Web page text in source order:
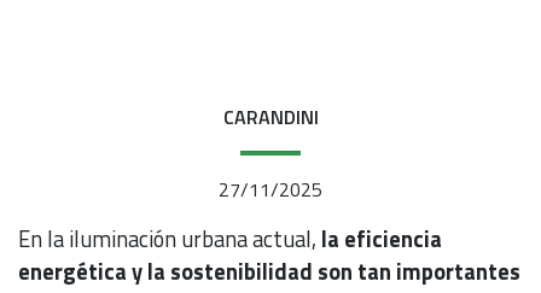
CARANDINI
27/11/2025
En la iluminación urbana actual, la eficiencia
energética y la sostenibilidad son tan importantes